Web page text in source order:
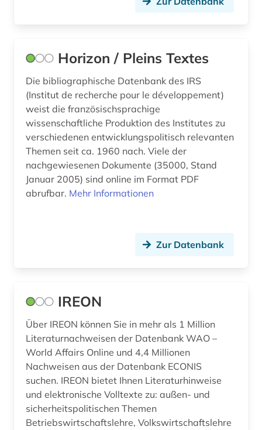
bauwesen (4)
bauwirtschaft (2)
bayern (2)
bedarfsforschung (1)
bedrohte sprache (1)
beherbergungsgewerbe tourismus
behindertenpädagogik (1)
behinderung (1)
belgien (4)
belletristik (2)
benedikt (1)
Horizon / Pleins Textes
Die bibliographische Datenbank des IRS
(Institut de recherche pour le développement)
weist die französischsprachige
wissenschaftliche Produktion des Institutes zu
verschiedenen entwicklungspolitisch relevanten
Themen seit ca. 1960 nach. Viele der
nachgewiesenen Dokumente (35000, Stand
Januar 2005) sind online im Format PDF
abrufbar. Mehr Informationen
Zur Datenbank
IREON
Über IREON können Sie in mehr als 1 Million
Literaturnachweisen der Datenbank WAO –
World Affairs Online und 4,4 Millionen
Nachweisen aus der Datenbank ECONIS
suchen. IREON bietet Ihnen Literaturhinweise
und elektronische Volltexte zu: außen- und
sicherheitspolitischen Themen
Betriebswirtschaftslehre, Volkswirtschaftslehre